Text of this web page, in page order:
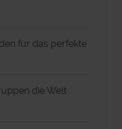
für das perfekte
die Welt